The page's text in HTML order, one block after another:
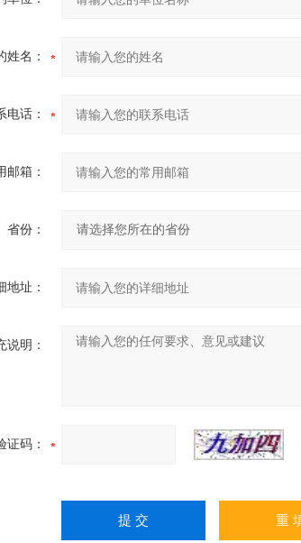
姓名：
电话：
邮箱：
省份：
地址：
说明：
证码：